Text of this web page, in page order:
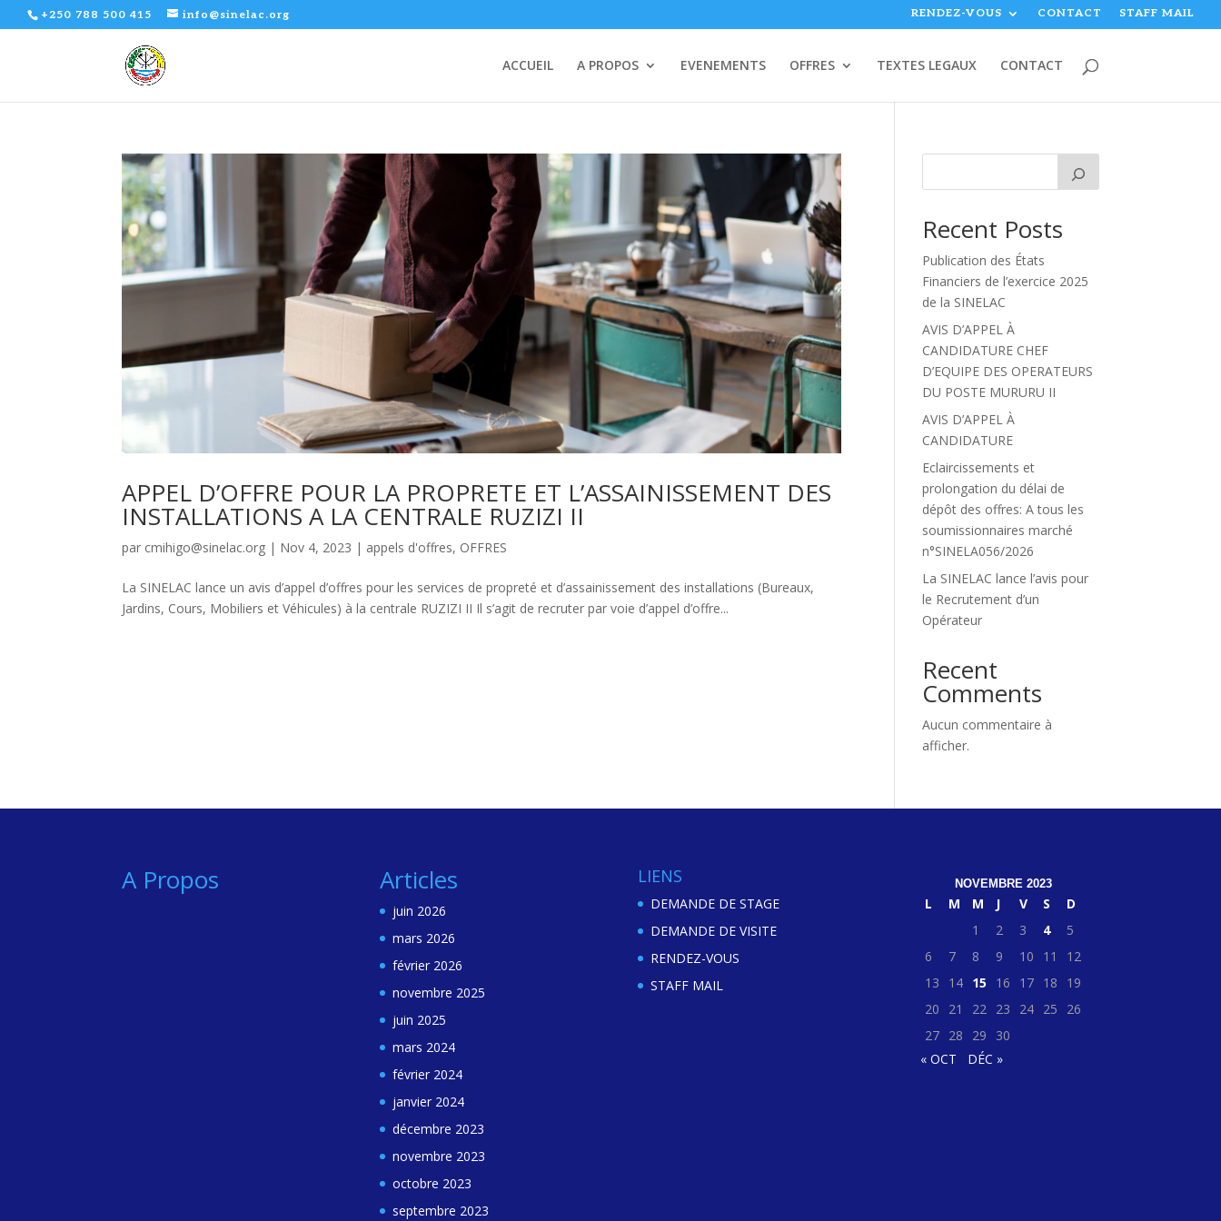
+250 788 500 415 info@sinelac.org RENDEZ-VOUS CONTACT STAFF MAIL
ACCUEIL A PROPOS EVENEMENTS OFFRES TEXTES LEGAUX CONTACT
APPEL D’OFFRE POUR LA PROPRETE ET L’ASSAINISSEMENT DES
INSTALLATIONS A LA CENTRALE RUZIZI II
par cmihigo@sinelac.org | Nov 4, 2023 | appels d'offres, OFFRES
La SINELAC lance un avis d’appel d’offres pour les services de propreté et d’assainissement des installations (Bureaux,
Jardins, Cours, Mobiliers et Véhicules) à la centrale RUZIZI II Il s’agit de recruter par voie d’appel d’offre...
Recent Posts
Publication des États
Financiers de l’exercice 2025
de la SINELAC
AVIS D’APPEL À
CANDIDATURE CHEF
D’EQUIPE DES OPERATEURS
DU POSTE MURURU II
AVIS D’APPEL À
CANDIDATURE
Eclaircissements et
prolongation du délai de
dépôt des offres: A tous les
soumissionnaires marché
n°SINELA056/2026
La SINELAC lance l’avis pour
le Recrutement d’un
Opérateur
Recent
Comments
Aucun commentaire à
afficher.
A Propos Articles
juin 2026
mars 2026
février 2026
novembre 2025
juin 2025
mars 2024
février 2024
janvier 2024
décembre 2023
novembre 2023
octobre 2023
septembre 2023
LIENS
DEMANDE DE STAGE
DEMANDE DE VISITE
RENDEZ-VOUS
STAFF MAIL
NOVEMBRE 2023
L M M J V S
D
1
2 3 4
5
6
7 8 9 10 11
12
13
14 15 16 17 18
19
20
21 22 23 24 25
26
27 28 29
30
« OCT
DÉC »